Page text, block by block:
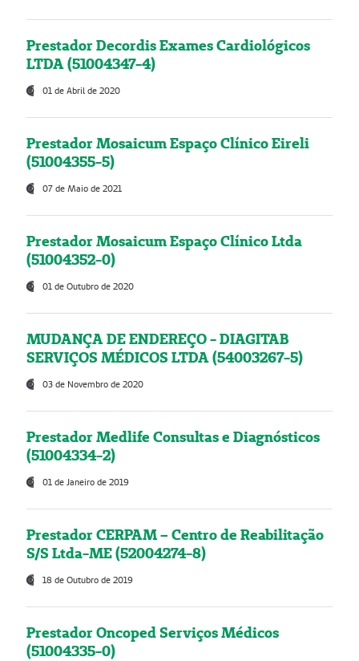
Prestador Decordis Exames Cardiológicos
LTDA (51004347-4)
01 de Abril de 2020
Prestador Mosaicum Espaço Clínico Eireli
(51004355-5)
07 de Maio de 2021
Prestador Mosaicum Espaço Clínico Ltda
(51004352-0)
01 de Outubro de 2020
MUDANÇA DE ENDEREÇO - DIAGITAB
SERVIÇOS MÉDICOS LTDA (54003267-5)
03 de Novembro de 2020
Prestador Medlife Consultas e Diagnósticos
(51004334-2)
01 de Janeiro de 2019
Prestador CERPAM – Centro de Reabilitação
S/S Ltda-ME (52004274-8)
18 de Outubro de 2019
Prestador Oncoped Serviços Médicos
(51004335-0)